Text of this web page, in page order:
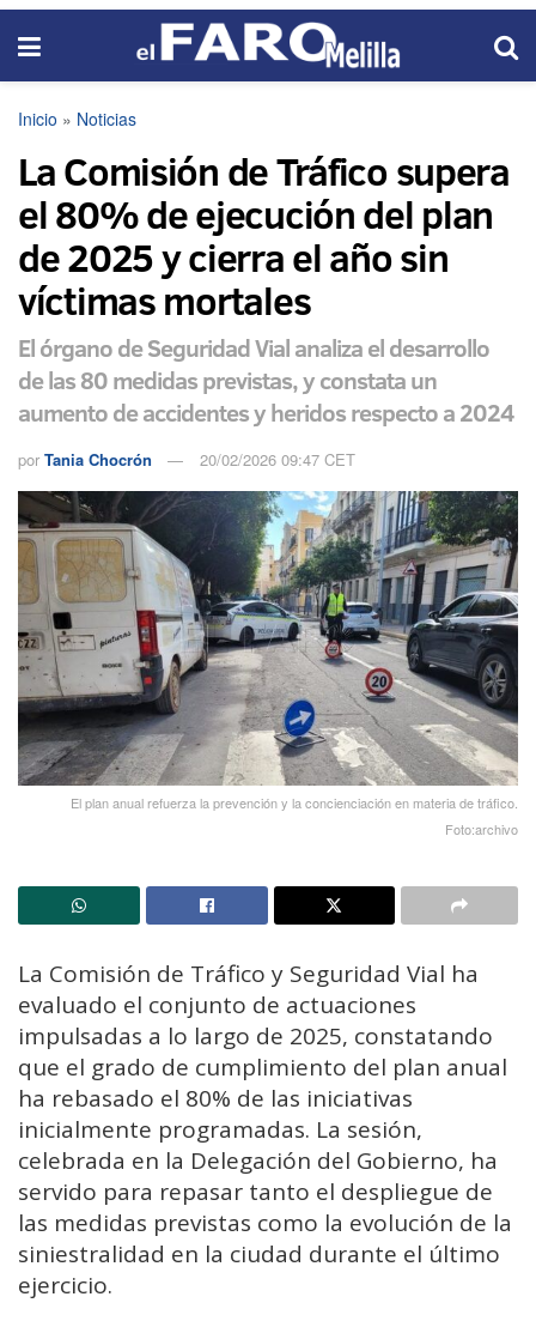
Inicio » Noticias
La Comisión de Tráfico supera
el 80% de ejecución del plan
de 2025 y cierra el año sin
víctimas mortales
El órgano de Seguridad Vial analiza el desarrollo
de las 80 medidas previstas, y constata un
aumento de accidentes y heridos respecto a 2024
por Tania Chocrón 20/02/2026 09:47 CET
El plan anual refuerza la prevención y la concienciación en materia de tráfico.
Foto:archivo
La Comisión de Tráfico y Seguridad Vial ha
evaluado el conjunto de actuaciones
impulsadas a lo largo de 2025, constatando
que el grado de cumplimiento del plan anual
ha rebasado el 80% de las iniciativas
inicialmente programadas. La sesión,
celebrada en la Delegación del Gobierno, ha
servido para repasar tanto el despliegue de
las medidas previstas como la evolución de la
siniestralidad en la ciudad durante el último
ejercicio.